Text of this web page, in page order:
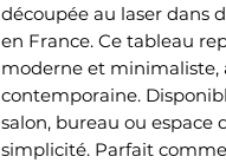
découpée au laser dans
en France. Ce tableau
moderne et minimaliste,
contemporaine.
salon, bureau ou espace
simplicité. Parfait